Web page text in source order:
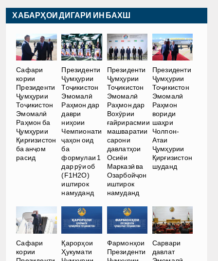
ХАБАРҲОИ ДИГАРИ ИН БАХШ
Сафари
кории
Президенти
Ҷумҳурии
Тоҷикистон
Эмомалӣ
Раҳмон ба
Ҷумҳурии
Қирғизистон
ба анҷом
расид
Президенти
Ҷумҳурии
Тоҷикистон
Эмомалӣ
Раҳмон дар
даври
ниҳоии
Чемпионати
ҷаҳон оид
ба
формулаи 1
дар рӯи об
(F1H2O)
иштирок
намуданд
Президенти
Ҷумҳурии
Тоҷикистон
Эмомалӣ
Раҳмон дар
Вохӯрии
ғайрирасмии
машваратии
сарони
давлатҳои
Осиёи
Марказӣ ва
Озарбойҷон
иштирок
намуданд
Президенти
Ҷумҳурии
Тоҷикистон
Эмомалӣ
Раҳмон
вориди
шаҳри
Чолпон-
Атаи
Ҷумҳурии
Қирғизистон
шуданд
Сафари
кории
Қарорҳои
Ҳукумати
Фармонҳои
Президенти
Сарвари
давлат